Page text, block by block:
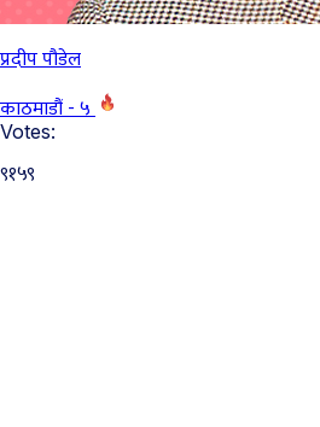
प्रदीप पौडेल
काठमाडौं - ५
Votes:
९१५९